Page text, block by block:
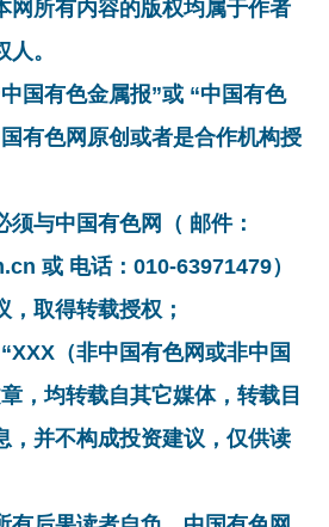
网所有内容的版权均属于作者
。
国有色金属报”或 “中国有色
有色网原创或者是合作机构授
与中国有色网（ 邮件：
或 电话：010-63971479）
取得转载授权；
（非中国有色网或非中国
，均转载自其它媒体，转载目
，并不构成投资建议，仅供读